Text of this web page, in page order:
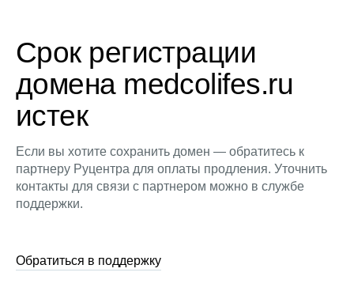
Срок регистрации
домена medcolifes.ru
истек
Если вы хотите сохранить домен — обратитесь к
партнеру Руцентра для оплаты продления. Уточнить
контакты для связи с партнером можно в службе
поддержки.
Обратиться в поддержку